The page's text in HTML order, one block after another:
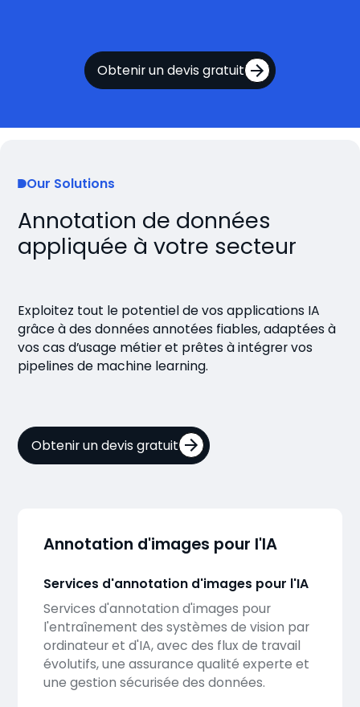
Obtenir un devis gratuit
Our Solutions
Annotation de données
appliquée à votre secteur
Exploitez tout le potentiel de vos applications IA
grâce à des données annotées fiables, adaptées à
vos cas d’usage métier et prêtes à intégrer vos
pipelines de machine learning.
Obtenir un devis gratuit
Annotation d'images pour l'IA
Services d'annotation d'images pour l'IA
Services d'annotation d'images pour
l'entraînement des systèmes de vision par
ordinateur et d'IA, avec des flux de travail
évolutifs, une assurance qualité experte et
une gestion sécurisée des données.